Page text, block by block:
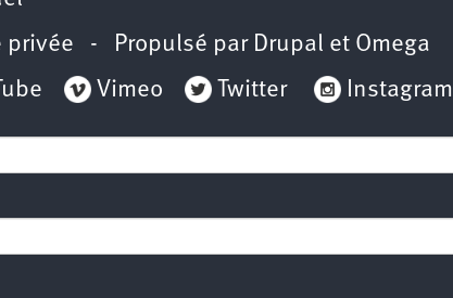
privée - Propulsé par Drupal et Omega
Vimeo Twitter Instagram